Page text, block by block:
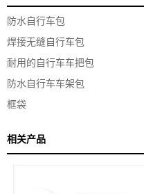
防水自行车包
焊接无缝自行车包
耐用的自行车车把包
防水自行车车架包
框袋
相关产品